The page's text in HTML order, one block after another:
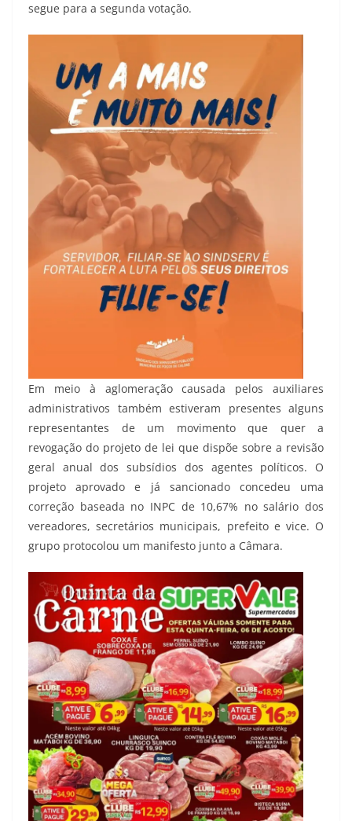
segue para a segunda votação.
Em meio à aglomeração causada pelos auxiliares
administrativos também estiveram presentes alguns
representantes de um movimento que quer a
revogação do projeto de lei que dispõe sobre a revisão
geral anual dos subsídios dos agentes políticos. O
projeto aprovado e já sancionado concedeu uma
correção baseada no INPC de 10,67% no salário dos
vereadores, secretários municipais, prefeito e vice. O
grupo protocolou um manifesto junto a Câmara.